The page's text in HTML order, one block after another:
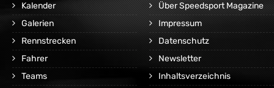
Kalender
Galerien
Rennstrecken
Fahrer
Teams
Über Speedsport Magazine
Impressum
Datenschutz
Newsletter
Inhaltsverzeichnis